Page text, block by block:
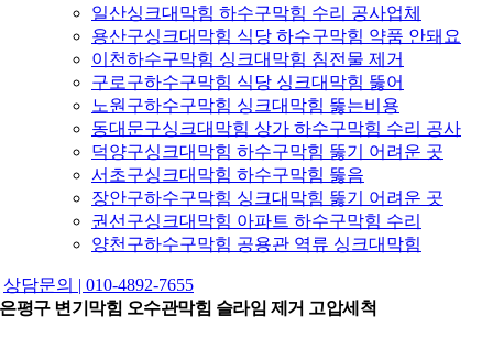
일산싱크대막힘 하수구막힘 수리 공사업체
용산구싱크대막힘 식당 하수구막힘 약품 안돼요
이천하수구막힘 싱크대막힘 침전물 제거
구로구하수구막힘 식당 싱크대막힘 뚫어
노원구하수구막힘 싱크대막힘 뚫는비용
동대문구싱크대막힘 상가 하수구막힘 수리 공사
덕양구싱크대막힘 하수구막힘 뚫기 어려운 곳
서초구싱크대막힘 하수구막힘 뚫음
장안구하수구막힘 싱크대막힘 뚫기 어려운 곳
권선구싱크대막힘 아파트 하수구막힘 수리
양천구하수구막힘 공용관 역류 싱크대막힘
상담문의 | 010-4892-7655
은평구 변기막힘 오수관막힘 슬라임 제거 고압세척